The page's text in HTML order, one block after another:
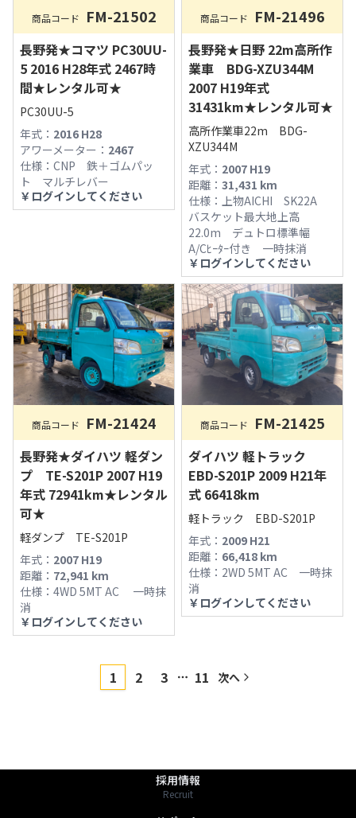
商品コード FM-21502
長野発★コマツ PC30UU-
5 2016 H28年式 2467時
間★レンタル可★
PC30UU-5
年式： 2016 H28
アワーメーター： 2467
仕様： CNP 鉄＋ゴムパッ
ト マルチレバー
￥ ログインしてください
商品コード FM-21496
長野発★日野 22m高所作
業車 BDG-XZU344M
2007 H19年式
31431km★レンタル可★
高所作業車22m BDG-
XZU344M
年式： 2007 H19
距離： 31,431 km
仕様： 上物AICHI SK22A
バスケット最大地上高
22.0m デュトロ標準幅
A/Cﾋｰﾀｰ付き 一時抹消
￥ ログインしてください
商品コード FM-21424
長野発★ダイハツ 軽ダン
プ TE-S201P 2007 H19
年式 72941km★レンタル
可★
軽ダンプ TE-S201P
年式： 2007 H19
距離： 72,941 km
仕様： 4WD 5MT AC 一時抹
消
￥ ログインしてください
商品コード FM-21425
ダイハツ 軽トラック
EBD-S201P 2009 H21年
式 66418km
軽トラック EBD-S201P
年式： 2009 H21
距離： 66,418 km
仕様： 2WD 5MT AC 一時抹
消
￥ ログインしてください
1 2 3 More pages
11 次へ
フィールドマシナリーAIチャットへようこそ！
営業時間やサービス内容、商品探しの際にご利
用ください。
ださい。
https://fmv.bz/shop
古物商許可：長野県公安委員会 第481280800012号
〒391-0013 長野県茅野市宮川2768-1
採用情報
Recruit